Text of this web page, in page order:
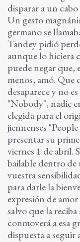
disparar a un
Un gesto
germano se
Tandey pidió
aunque lo hiciera
puede negar que,
menos, amó. Que
desaparece y no
"Nobody", nadie
elegida para el
jiennenses
presentar su
viernes 1 de abril.
bailable dentro
vuestra
para darle la
expresión de
salvo que la
conmoverá a esa
dispuesta a seguir